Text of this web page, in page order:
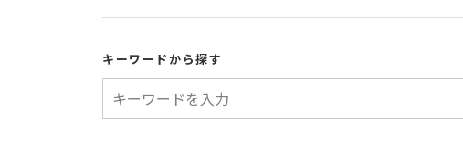
キーワードから探す